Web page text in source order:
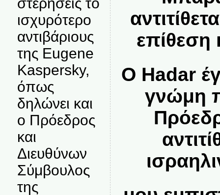
ισχυρότερο
αντιβάριους
της Eugene
Kaspersky,
όπως
δηλώνει και
ο Πρόεδρος
και
Διευθύνων
Σύμβουλος
της
επίθεση
Ο Hadar
γνώμη